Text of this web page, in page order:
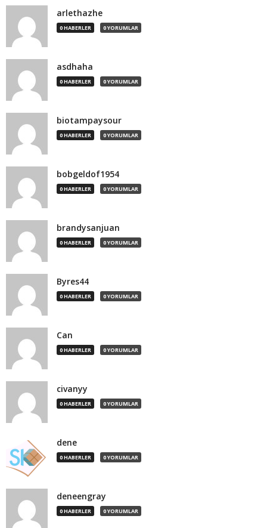
arlethazhe
0 HABERLER 0 YORUMLAR
asdhaha
0 HABERLER 0 YORUMLAR
biotampaysour
0 HABERLER 0 YORUMLAR
bobgeldof1954
0 HABERLER 0 YORUMLAR
brandysanjuan
0 HABERLER 0 YORUMLAR
Byres44
0 HABERLER 0 YORUMLAR
Can
0 HABERLER 0 YORUMLAR
civanyy
0 HABERLER 0 YORUMLAR
dene
0 HABERLER 0 YORUMLAR
deneengray
0 HABERLER 0 YORUMLAR